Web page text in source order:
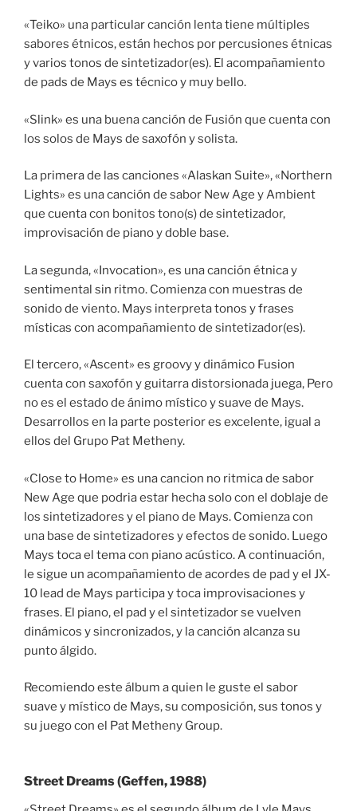
«Teiko» una particular canción lenta tiene múltiples
sabores étnicos, están hechos por percusiones étnicas
y varios tonos de sintetizador(es). El acompañamiento
de pads de Mays es técnico y muy bello.
«Slink» es una buena canción de Fusión que cuenta con
los solos de Mays de saxofón y solista.
La primera de las canciones «Alaskan Suite», «Northern
Lights» es una canción de sabor New Age y Ambient
que cuenta con bonitos tono(s) de sintetizador,
improvisación de piano y doble base.
La segunda, «Invocation», es una canción étnica y
sentimental sin ritmo. Comienza con muestras de
sonido de viento. Mays interpreta tonos y frases
místicas con acompañamiento de sintetizador(es).
El tercero, «Ascent» es groovy y dinámico Fusion
cuenta con saxofón y guitarra distorsionada juega, Pero
no es el estado de ánimo místico y suave de Mays.
Desarrollos en la parte posterior es excelente, igual a
ellos del Grupo Pat Metheny.
«Close to Home» es una cancion no ritmica de sabor
New Age que podria estar hecha solo con el doblaje de
los sintetizadores y el piano de Mays. Comienza con
una base de sintetizadores y efectos de sonido. Luego
Mays toca el tema con piano acústico. A continuación,
le sigue un acompañamiento de acordes de pad y el JX-
10 lead de Mays participa y toca improvisaciones y
frases. El piano, el pad y el sintetizador se vuelven
dinámicos y sincronizados, y la canción alcanza su
punto álgido.
Recomiendo este álbum a quien le guste el sabor
suave y místico de Mays, su composición, sus tonos y
su juego con el Pat Metheny Group.
Street Dreams (Geffen, 1988)